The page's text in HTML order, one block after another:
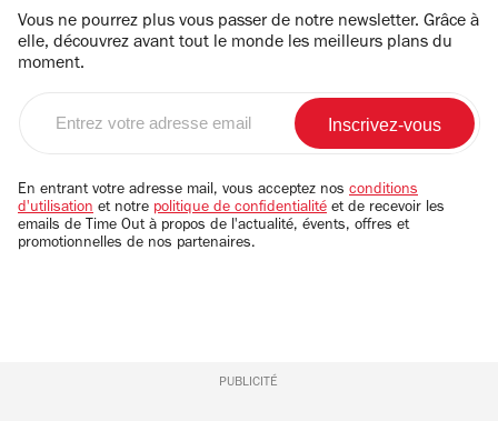
Vous ne pourrez plus vous passer de notre newsletter. Grâce à
elle, découvrez avant tout le monde les meilleurs plans du
moment.
email
En entrant votre adresse mail, vous acceptez nos conditions
d'utilisation et notre politique de confidentialité et de recevoir les
emails de Time Out à propos de l'actualité, évents, offres et
promotionnelles de nos partenaires.
PUBLICITÉ